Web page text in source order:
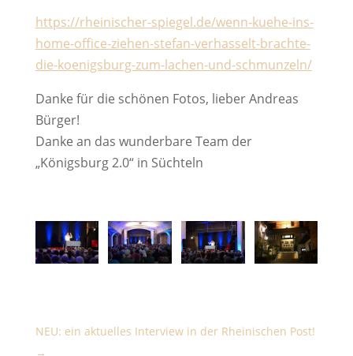
https://rheinischer-spiegel.de/wenn-kuehe-ins-
home-office-ziehen-stefan-verhasselt-brachte-
die-koenigsburg-zum-lachen-und-schmunzeln/
Danke für die schönen Fotos, lieber Andreas
Bürger!
Danke an das wunderbare Team der
„Königsburg 2.0“ in Süchteln
NEU: ein aktuelles Interview in der Rheinischen Post!